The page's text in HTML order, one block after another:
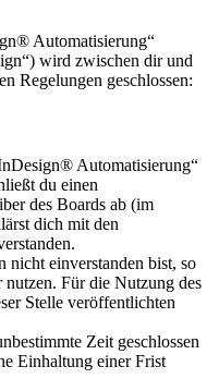
Automatisierung“
wird zwischen dir und
Regelungen geschlossen:
Automatisierung“
du einen
des Boards ab (im
dich mit den
nicht einverstanden bist, so
Für die Nutzung des
Stelle veröffentlichten
Zeit geschlossen
Einhaltung einer Frist